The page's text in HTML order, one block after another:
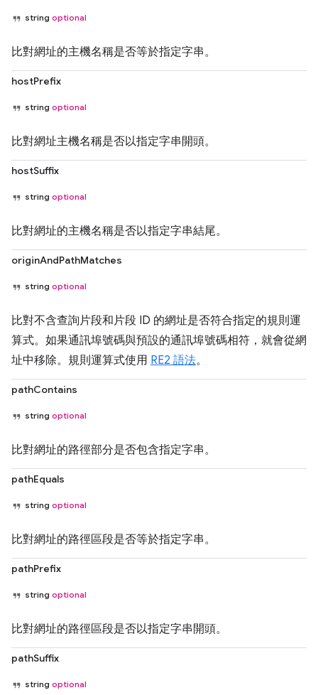
string optional
比對網址的主機名稱是否等於指定字串。
hostPrefix
string optional
比對網址主機名稱是否以指定字串開頭。
hostSuffix
string optional
比對網址的主機名稱是否以指定字串結尾。
originAndPathMatches
string optional
比對不含查詢片段和片段 ID 的網址是否符合指定的規則運
算式。如果通訊埠號碼與預設的通訊埠號碼相符，就會從網
址中移除。規則運算式使用 RE2 語法。
pathContains
string optional
比對網址的路徑部分是否包含指定字串。
pathEquals
string optional
比對網址的路徑區段是否等於指定字串。
pathPrefix
string optional
比對網址的路徑區段是否以指定字串開頭。
pathSuffix
string optional